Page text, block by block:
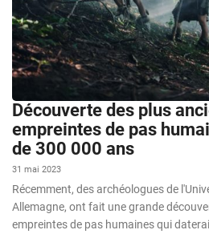
Découverte des plus
empreintes de pas
de 300 000 ans
31 mai 2023
Récemment, des archéologues de
Allemagne, ont fait une grande
empreintes de pas humaines qui